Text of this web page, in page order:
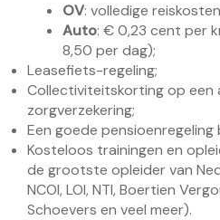
OV: volledige
Auto: € 0,23 cent per
8,50 per dag);
Leasefiets-regeling;
Collectiviteitskorting op een
zorgverzekering;
Een goede pensioenregeling
Kosteloos trainingen en
de grootste opleider van
NCOI, LOI, NTI, Boertien
Schoevers en veel meer).